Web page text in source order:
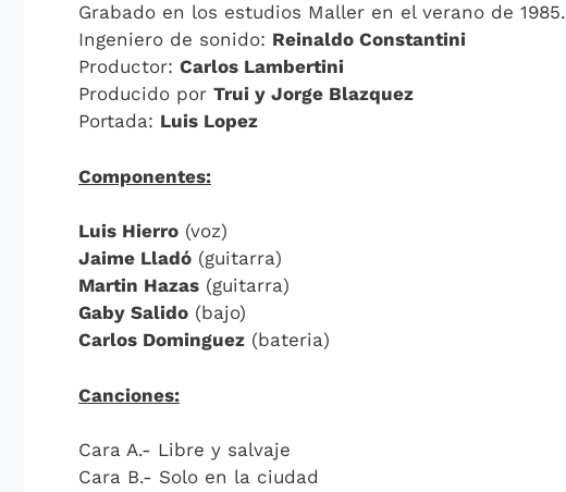
Grabado en los estudios Maller en el verano de 1985.
Ingeniero de sonido: Reinaldo Constantini
Productor: Carlos Lambertini
Producido por Trui y Jorge Blazquez
Portada: Luis Lopez
Componentes:
Luis Hierro (voz)
Jaime Lladó (guitarra)
Martin Hazas (guitarra)
Gaby Salido (bajo)
Carlos Dominguez (bateria)
Canciones:
Cara A.- Libre y salvaje
Cara B.- Solo en la ciudad